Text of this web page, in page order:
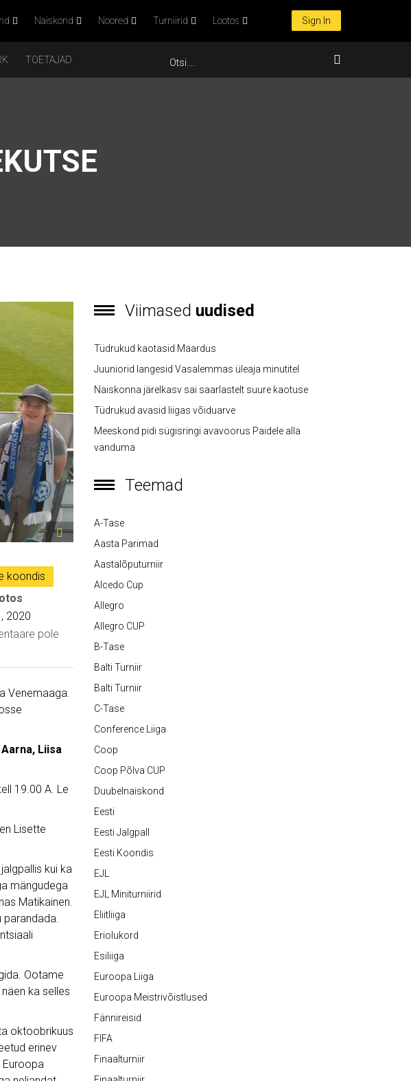
Naiskond Noored Turniirid Lootos Sign In
TOETAJAD
koondis
2020
pole
Venemaaga.
Liisa
19.00 A. Le
Lisette
kui ka
mängudega
Matikainen.
parandada.
Ootame
ka selles
oktoobrikuus
erinev
Euroopa
Viimased uudised
Tüdrukud kaotasid Maardus
Juuniorid langesid Vasalemmas üleaja minutitel
Naiskonna järelkasv sai saarlastelt suure kaotuse
Tüdrukud avasid liigas võiduarve
Meeskond pidi sügisringi avavoorus Paidele alla
vanduma
Teemad
A-Tase
Aasta Parimad
Aastalõputurniir
Alcedo Cup
Allegro
Allegro CUP
B-Tase
Balti Turniir
Balti Turniir
C-Tase
Conference Liiga
Coop
Coop Põlva CUP
Duubelnaiskond
Eesti
Eesti Jalgpall
Eesti Koondis
EJL
EJL Miniturniirid
Eliitliiga
Eriolukord
Esiliiga
Euroopa Liiga
Euroopa Meistrivõistlused
Fännireisid
FIFA
Finaalturniir